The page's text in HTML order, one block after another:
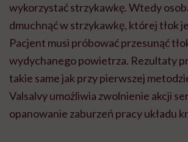
wykorzystać strzykawkę. Wtedy
dmuchnąć w strzykawkę, której tłok
Pacjent musi próbować przesunąć
wydychanego powietrza. Rezultaty
takie same jak przy pierwszej
Valsalvy umożliwia zwolnienie akcji
opanowanie zaburzeń pracy układu